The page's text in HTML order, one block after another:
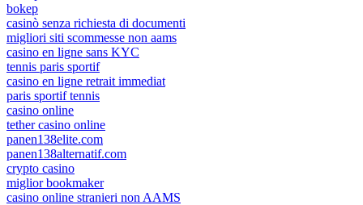
bokep
casinò senza richiesta di documenti
migliori siti scommesse non aams
casino en ligne sans KYC
tennis paris sportif
casino en ligne retrait immediat
paris sportif tennis
casino online
tether casino online
panen138elite.com
panen138alternatif.com
crypto casino
miglior bookmaker
casino online stranieri non AAMS